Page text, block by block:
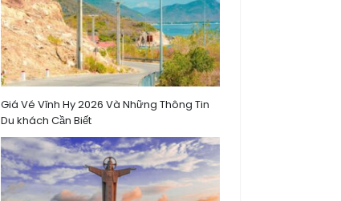
Giá Vé Vĩnh Hy 2026 Và Những Thông Tin
Du khách Cần Biết